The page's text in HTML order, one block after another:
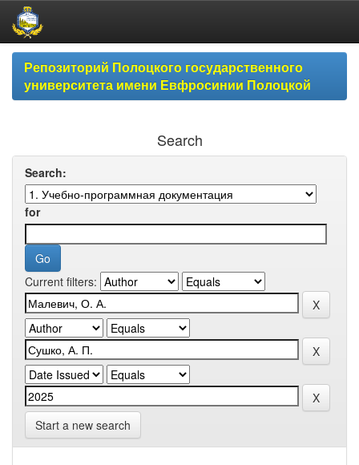
Skip
navigationРепозиторий Полоцкого государственного
университета имени Евфросинии Полоцкой
Search
Search:
for
Current filters:
Start a new search